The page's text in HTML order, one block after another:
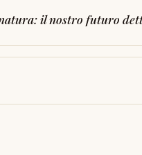
il nostro futuro